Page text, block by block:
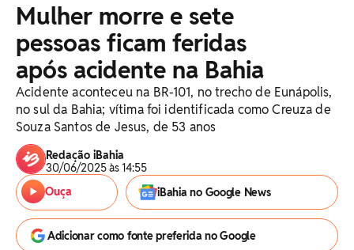
Mulher morre e sete
pessoas ficam feridas
após acidente na Bahia
Acidente aconteceu na BR-101, no trecho de Eunápolis,
no sul da Bahia; vítima foi identificada como Creuza de
Souza Santos de Jesus, de 53 anos
Redação iBahia
30/06/2025 às 14:55
Ouça
iBahia no Google News
Adicionar como fonte preferida no Google